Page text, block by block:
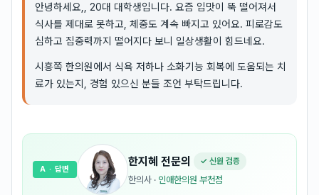
안녕하세요,, 20대 대학생입니다. 요즘 입맛이 뚝 떨어져서
식사를 제대로 못하고, 체중도 계속 빠지고 있어요. 피로감도
심하고 집중력까지 떨어지다 보니 일상생활이 힘드네요.
시흥쪽 한의원에서 식욕 저하나 소화기능 회복에 도움되는 치
료가 있는지, 경험 있으신 분들 조언 부탁드립니다.
한지혜 전문의 ✓ 신원 검증
한의사 · 인애한의원 부천점
A · 답변